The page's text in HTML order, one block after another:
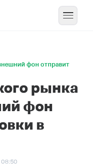
фон отправит
рынка
фон
в
08:50